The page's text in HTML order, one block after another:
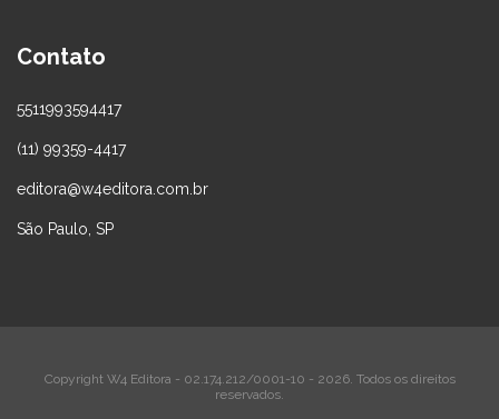
Contato
5511993594417
(11) 99359-4417
editora@w4editora.com.br
São Paulo, SP
Copyright W4 Editora - 02.174.212/0001-10 - 2026. Todos os direitos
reservados.